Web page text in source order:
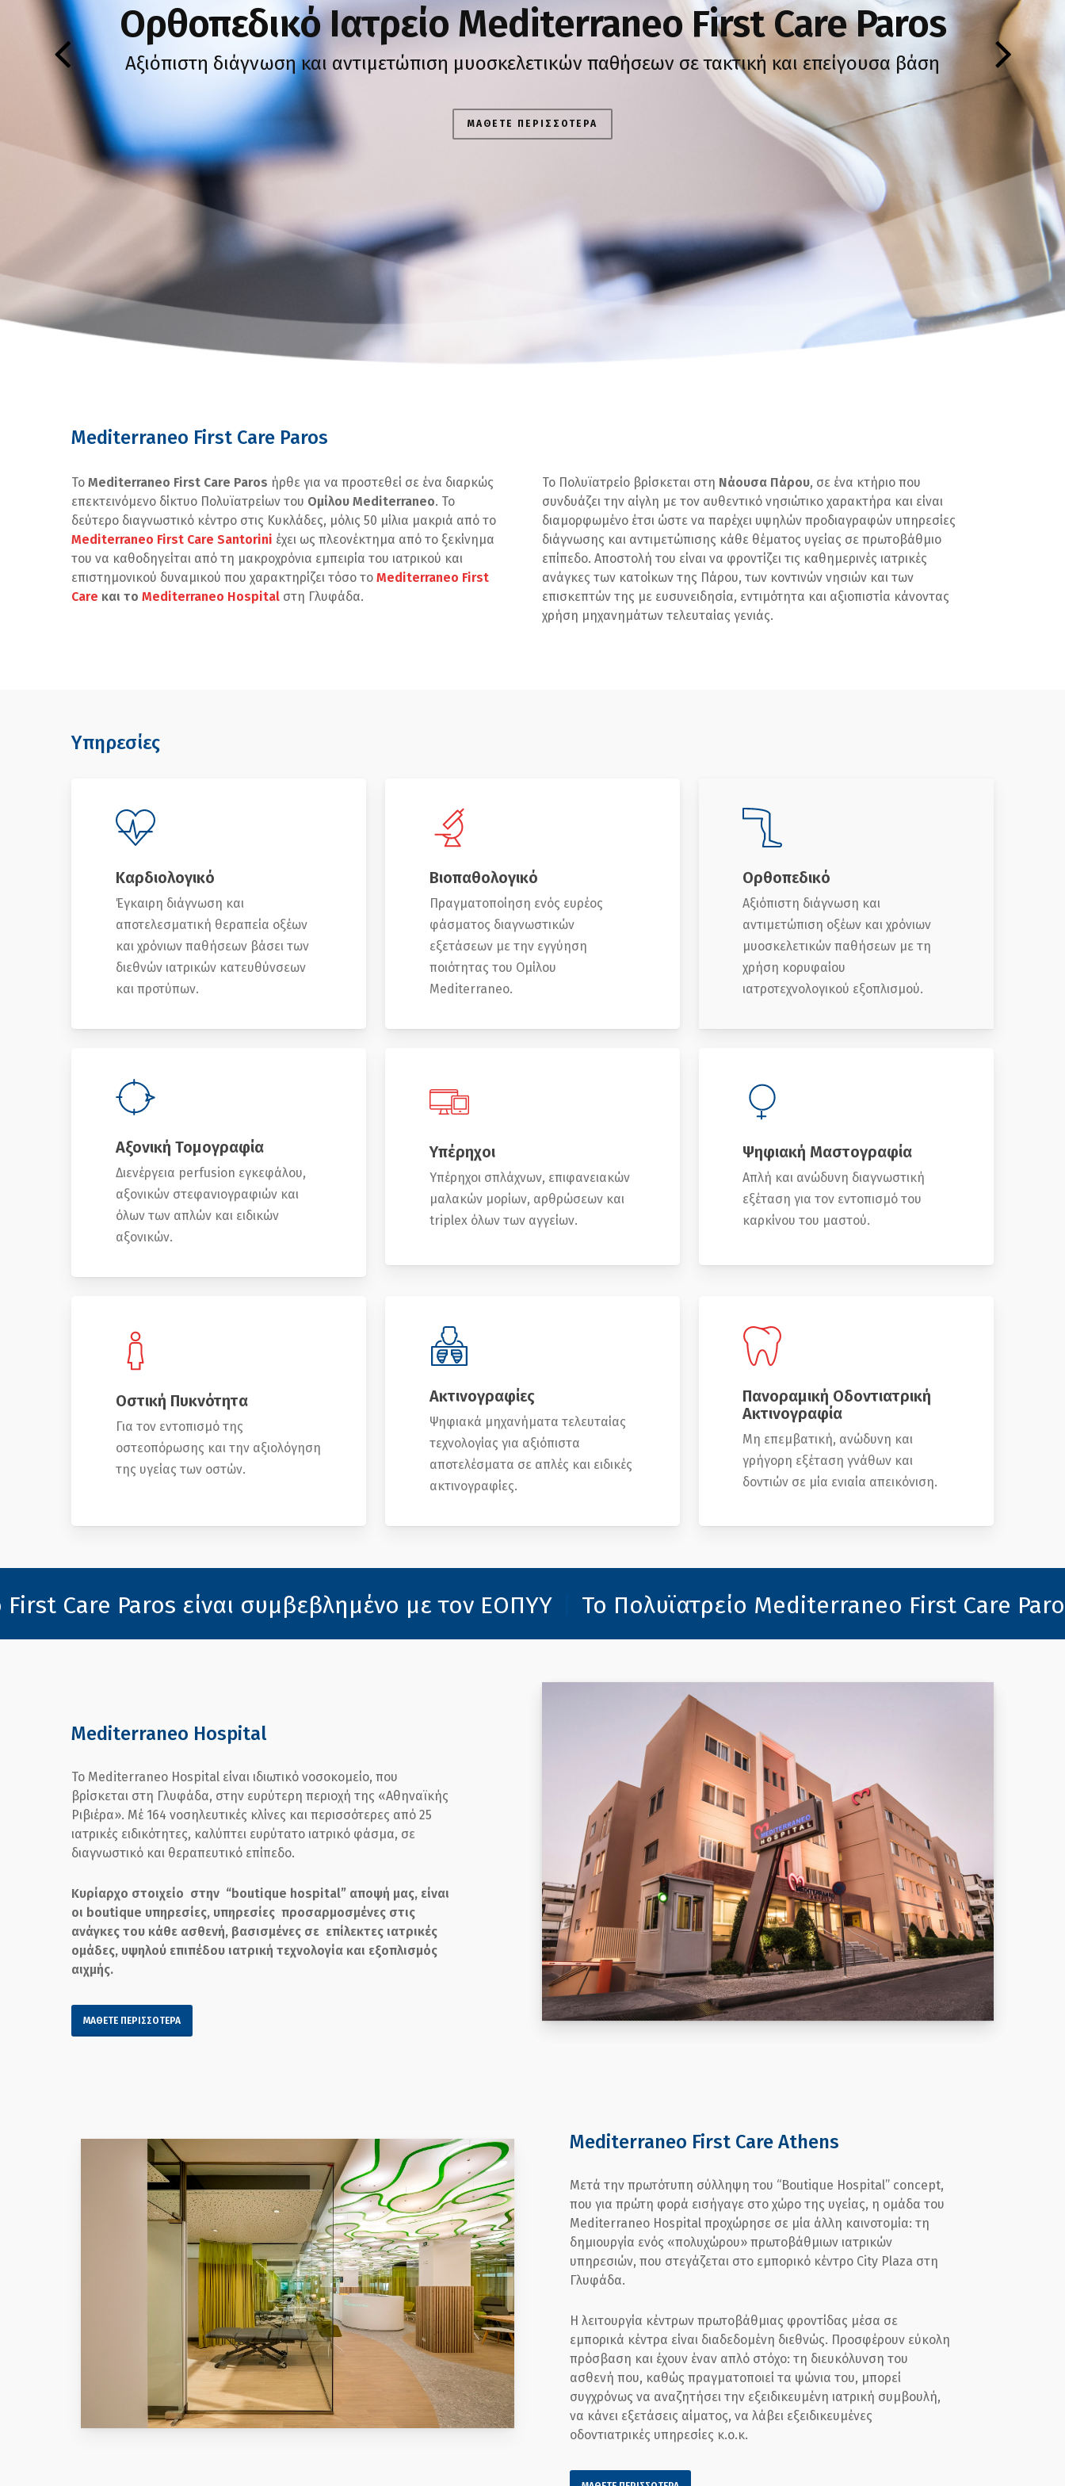
Ορθοπεδικό Ιατρείο Mediterraneo First Care Paros
Αξιόπιστη διάγνωση και αντιμετώπιση μυοσκελετικών παθήσεων σε τακτική και επείγουσα βάση
ΜΑΘΕΤΕ ΠΕΡΙΣΣΟΤΕΡΑ
Mediterraneo First Care Paros
ΤοMediterraneo First Care Paros ήρθε για να προστεθεί σε ένα διαρκώς
επεκτεινόμενο δίκτυο Πολυϊατρείων του ΟμίλουMediterraneo. Το
δεύτερο διαγνωστικό κέντρο στις Κυκλάδες, μόλις 50 μίλια μακριά από το
Mediterraneo First Care Santorini έχει ως πλεονέκτημα από το ξεκίνημα
του να καθοδηγείται από τη μακροχρόνια εμπειρία του ιατρικού και
επιστημονικού δυναμικού που χαρακτηρίζει τόσο τοMediterraneo First
Care και τοMediterraneo Hospital στη Γλυφάδα.
Το Πολυϊατρείο βρίσκεται στη Νάουσα Πάρου, σε ένα κτήριο που
συνδυάζει την αίγλη με τον αυθεντικό νησιώτικο χαρακτήρα και είναι
διαμορφωμένο έτσι ώστε να παρέχει υψηλών προδιαγραφών υπηρεσίες
διάγνωσης και αντιμετώπισης κάθε θέματος υγείας σε πρωτοβάθμιο
επίπεδο. Αποστολή του είναι να φροντίζει τις καθημερινές ιατρικές
ανάγκες των κατοίκων της Πάρου, των κοντινών νησιών και των
επισκεπτών της με ευσυνειδησία, εντιμότητα και αξιοπιστία κάνοντας
χρήση μηχανημάτων τελευταίας γενιάς.
Υπηρεσίες
Καρδιολογικό
Έγκαιρη διάγνωση και
αποτελεσματική θεραπεία οξέων
και χρόνιων παθήσεων βάσει των
διεθνών ιατρικών κατευθύνσεων
και προτύπων.
Βιοπαθολογικό
Πραγματοποίηση ενός ευρέος
φάσματος διαγνωστικών
εξετάσεων με την εγγύηση
ποιότητας του Ομίλου
Mediterraneo.
Ορθοπεδικό
Αξιόπιστη διάγνωση και
αντιμετώπιση οξέων και χρόνιων
μυοσκελετικών παθήσεων με τη
χρήση κορυφαίου
ιατροτεχνολογικού εξοπλισμού.
Αξονική Τομογραφία
Διενέργεια perfusion εγκεφάλου,
αξονικών στεφανιογραφιών και
όλων των απλών και ειδικών
αξονικών.
Υπέρηχοι
Υπέρηχοι σπλάχνων, επιφανειακών
μαλακών μορίων, αρθρώσεων και
triplex όλων των αγγείων.
Ψηφιακή Μαστογραφία
Απλή και ανώδυνη διαγνωστική
εξέταση για τον εντοπισμό του
καρκίνου του μαστού.
Οστική Πυκνότητα
Για τον εντοπισμό της
οστεοπόρωσης και την αξιολόγηση
της υγείας των οστών.
Ακτινογραφίες
Ψηφιακά μηχανήματα τελευταίας
τεχνολογίας για αξιόπιστα
αποτελέσματα σε απλές και ειδικές
ακτινογραφίες.
Πανοραμική Οδοντιατρική
Ακτινογραφία
Μη επεμβατική, ανώδυνη και
γρήγορη εξέταση γνάθων και
δοντιών σε μία ενιαία απεικόνιση.
Paros είναι συμβεβλημένο με τον ΕΟΠΥΥ | Το Πολυϊατρείο Mediterraneo First Care Paros
Mediterraneo Hospital
Το Mediterraneo Hospital είναι ιδιωτικό νοσοκομείο, που
βρίσκεται στη Γλυφάδα, στην ευρύτερη περιοχή της «Αθηναϊκής
Ριβιέρα». Μέ 164 νοσηλευτικές κλίνες και περισσότερες από 25
ιατρικές ειδικότητες, καλύπτει ευρύτατο ιατρικό φάσμα, σε
διαγνωστικό και θεραπευτικό επίπεδο.
Κυρίαρχο στοιχείο στην “boutique hospital” αποψή μας, είναι
οι boutique υπηρεσίες, υπηρεσίες προσαρμοσμένες στις
ανάγκες του κάθε ασθενή, βασισμένες σε επίλεκτες ιατρικές
ομάδες, υψηλού επιπέδου ιατρική τεχνολογία και εξοπλισμός
αιχμής.
ΜΑΘΕΤΕ ΠΕΡΙΣΣΟΤΕΡΑ
Mediterraneo First Care Athens
Μετά την πρωτότυπη σύλληψη του “Boutique Hospital” concept,
που για πρώτη φορά εισήγαγε στο χώρο της υγείας, η ομάδα του
Mediterraneo Hospital προχώρησε σε μία άλλη καινοτομία: τη
δημιουργία ενός «πολυχώρου» πρωτοβάθμιων ιατρικών
υπηρεσιών, που στεγάζεται στο εμπορικό κέντρο City Plaza στη
Γλυφάδα.
Η λειτουργία κέντρων πρωτοβάθμιας φροντίδας μέσα σε
εμπορικά κέντρα είναι διαδεδομένη διεθνώς. Προσφέρουν εύκολη
πρόσβαση και έχουν έναν απλό στόχο: τη διευκόλυνση του
ασθενή που, καθώς πραγματοποιεί τα ψώνια του, μπορεί
συγχρόνως να αναζητήσει την εξειδικευμένη ιατρική συμβουλή,
να κάνει εξετάσεις αίματος, να λάβει εξειδικευμένες
οδοντιατρικές υπηρεσίες κ.ο.κ.